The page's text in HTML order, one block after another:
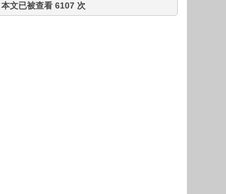
本文已被查看 6107 次